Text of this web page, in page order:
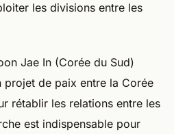
les divisions entre les
Jae In (Corée du Sud)
projet de paix entre la Corée
rétablir les relations entre les
est indispensable pour